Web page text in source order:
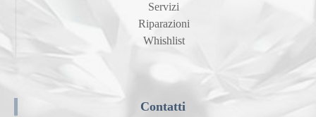
Servizi
Riparazioni
Whishlist
Contatti